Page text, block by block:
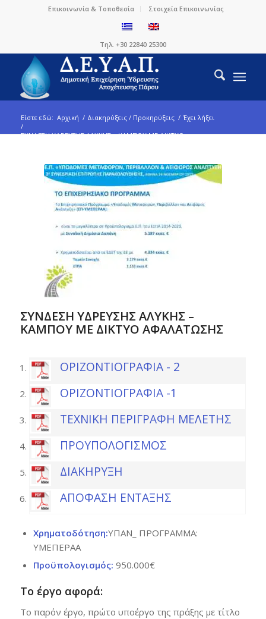
Επικοινωνία & Τοποθεσία Στοιχεία Επικοινωνίας
Τηλ. +30 22840 25300
Είστε εδώ: Αρχική / Διακηρύξεις / Προκηρύξεις / Έχει λήξει
/
ΣΥΝΔΕΣΗ ΥΔΡΕΥΣΗΣ ΑΛΥΚΗΣ – ΚΑΜΠΟΥ ΜΕ ΔΙΚΤΥΟ
ΣΥΝΔΕΣΗ ΥΔΡΕΥΣΗΣ ΑΛΥΚΗΣ –
ΚΑΜΠΟΥ ΜΕ ΔΙΚΤΥΟ ΑΦΑΛΑΤΩΣΗΣ
ΟΡΙΖΟΝΤΙΟΓΡΑΦΙΑ - 2
ΟΡΙΖΟΝΤΙΟΓΡΑΦΙΑ -1
ΤΕΧΝΙΚΗ ΠΕΡΙΓΡΑΦΗ ΜΕΛΕΤΗΣ
ΠΡΟΥΠΟΛΟΓΙΣΜΟΣ
ΔΙΑΚΗΡΥΞΗ
ΑΠΟΦΑΣΗ ΕΝΤΑΞΗΣ
Χρηματοδότηση:ΥΠΑΝ_ ΠΡΟΓΡΑΜΜΑ:
ΥΜΕΠΕΡΑΑ
Προϋπολογισμός: 950.000€
Το έργο αφορά:
Το παρόν έργο, πρώτο υποέργο της πράξης με τίτλο